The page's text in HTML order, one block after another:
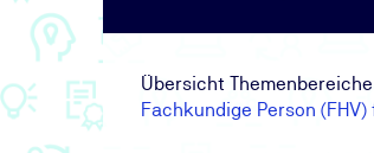
Übersicht Themenbereiche
Fachkundige Person